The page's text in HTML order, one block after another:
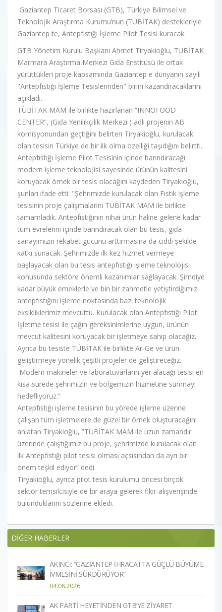
Gaziantep Ticaret Borsası (GTB), Türkiye Bilimsel ve
Teknolojik Araştırma Kurumu’nun (TÜBİTAK) destekleriyle
Gaziantep te, Antepfıstığı İşleme Pilot Tesisi kuracak.
GTB Yönetim Kurulu Başkanı Ahmet Tiryakioğlu, TÜBİTAK
Marmara Araştırma Merkezi Gıda Enstitüsü ile ortak
yürüttükleri proje kapsamında Gaziantep e dünyanın sayılı
"Antepfıstığı İşleme Tesislerinden" birini kazandıracaklarını
açıkladı.
TÜBİTAK MAM ile birlikte hazırlanan “INNOFOOD
CENTER”, (Gıda Yenilikçilik Merkezi ) adlı projenin AB
komisyonundan geçtiğini belirten Tiryakioğlu, kurulacak
olan tesisin Türkiye de bir ilk olma özelliği taşıdığını belirtti.
Antepfıstığı İşleme Pilot Tesisinin içinde barındıracağı
modern işleme teknolojisi sayesinde ürünün kalitesini
koruyacak örnek bir tesis olacağını kaydeden Tiryakioğlu,
şunları ifade etti: "Şehrimizde kurulacak olan Fıstık işleme
tesisinin proje çalışmalarını TÜBİTAK MAM ile birlikte
tamamladık. Antepfıstığının nihai ürün haline gelene kadar
tüm evrelerini içinde barındıracak olan bu tesis, gıda
sanayimizin rekabet gücünü arttırmasına da ciddi şekilde
katkı sunacak. Şehrimizde ilk kez hizmet vermeye
başlayacak olan bu tesis antepfıstığı işleme teknolojisi
konusunda sektöre önemli kazanımlar sağlayacak. Şimdiye
kadar büyük emeklerle ve bin bir zahmetle yetiştirdiğimiz
antepfıstığını işleme noktasında bazı teknolojik
eksikliklerimiz mevcuttu. Kurulacak olan Antepfıstığı Pilot
İşletme tesisi ile çağın gereksinimlerine uygun, ürünün
mevcut kalitesini koruyacak bir işletmeye sahip olacağız.
Ayrıca bu tesiste TÜBİTAK ile birlikte Ar-Ge ve ürün
geliştirmeye yönelik çeşitli projeler de geliştireceğiz.
Modern makineler ve laboratuvarların yer alacağı tesisi en
kısa sürede şehrimizin ve bölgemizin hizmetine sunmayı
hedefliyoruz.”
Antepfıstığı işleme tesisinin bu yörede işleme üzerine
çalışan tüm işletmelere de güzel bir örnek oluşturacağını
anlatan Tiryakioğlu, ”TÜBİTAK MAM ile uzun zamandır
üzerinde çalıştığımız bu proje, şehrimizde kurulacak olan
ilk Antepfıstığı pilot tesisi olması açsısından da ayrı bir
önem teşkil ediyor” dedi.
Tiryakioğlu, ayrıca pilot tesis kurulumu öncesi birçok
sektör temsilcisiyle de bir araya gelerek fikir-alışverişinde
bulunduklarını sözlerine ekledi.
DİĞER HABERLER
AKINCI: “GAZİANTEP İHRACATTA GÜÇLÜ BÜYÜME
İVMESİNİ SÜRDÜRÜYOR”
04.08.2026
AK PARTİ HEYETİNDEN GTB’YE ZİYARET